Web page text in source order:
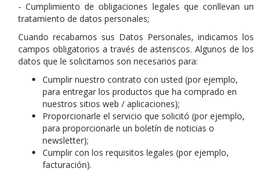
- Cumplimiento de obligaciones legales que conllevan un
tratamiento de datos personales;
Cuando recabamos sus Datos Personales, indicamos los
campos obligatorios a través de asteriscos. Algunos de los
datos que le solicitamos son necesarios para:
Cumplir nuestro contrato con usted (por ejemplo,
para entregar los productos que ha comprado en
nuestros sitios web / aplicaciones);
Proporcionarle el servicio que solicitó (por ejemplo,
para proporcionarle un boletín de noticias o
newsletter);
Cumplir con los requisitos legales (por ejemplo,
facturación).